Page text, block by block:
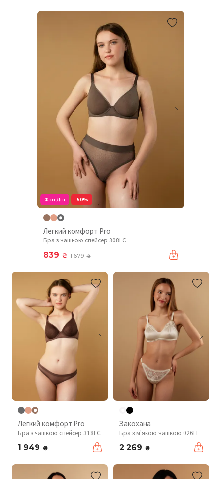
Фан Дні -50%
Легкий комфорт Pro
Бра з чашкою спейсер 308LC
839 ₴ 1 679₴
Легкий комфорт Pro
Бра з чашкою спейсер 318LC
1 949 ₴
Закохана
Бра з м'якою чашкою 026LT
2 269 ₴